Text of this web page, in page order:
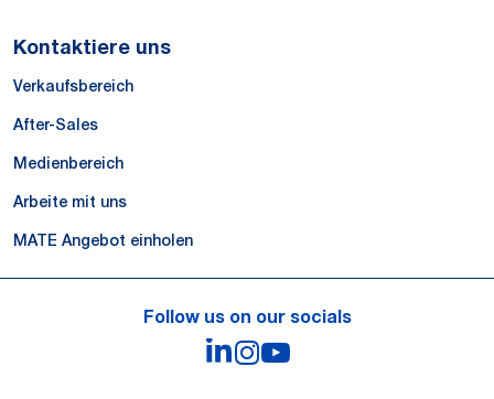
Kontaktiere uns
Verkaufsbereich
After-Sales
Medienbereich
Arbeite mit uns
MATE Angebot einholen
Follow us on our socials
LinkedIn
Instagram